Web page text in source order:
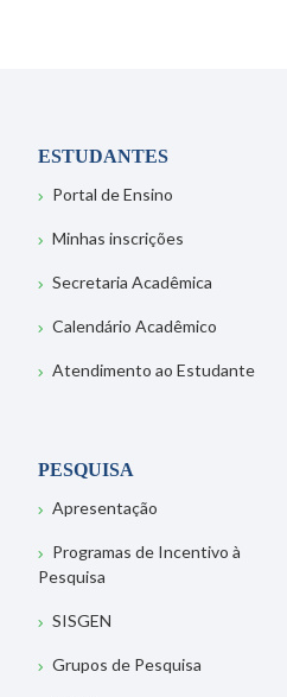
ESTUDANTES
Portal de Ensino
Minhas inscrições
Secretaria Acadêmica
Calendário Acadêmico
Atendimento ao Estudante
PESQUISA
Apresentação
Programas de Incentivo à
Pesquisa
SISGEN
Grupos de Pesquisa